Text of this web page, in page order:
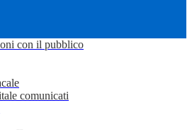
con il pubblico
comunicati